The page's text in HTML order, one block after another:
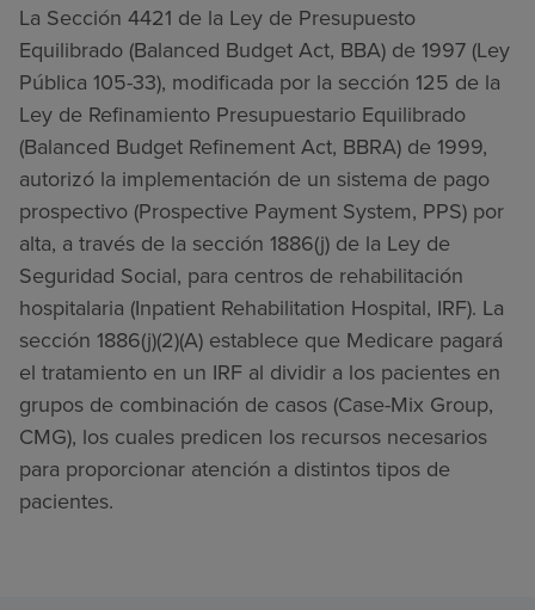
La Sección 4421 de la Ley de Presupuesto
Equilibrado (Balanced Budget Act, BBA) de 1997 (Ley
Pública 105-33), modificada por la sección 125 de la
Ley de Refinamiento Presupuestario Equilibrado
(Balanced Budget Refinement Act, BBRA) de 1999,
autorizó la implementación de un sistema de pago
prospectivo (Prospective Payment System, PPS) por
alta, a través de la sección 1886(j) de la Ley de
Seguridad Social, para centros de rehabilitación
hospitalaria (Inpatient Rehabilitation Hospital, IRF). La
sección 1886(j)(2)(A) establece que Medicare pagará
el tratamiento en un IRF al dividir a los pacientes en
grupos de combinación de casos (Case-Mix Group,
CMG), los cuales predicen los recursos necesarios
para proporcionar atención a distintos tipos de
pacientes.